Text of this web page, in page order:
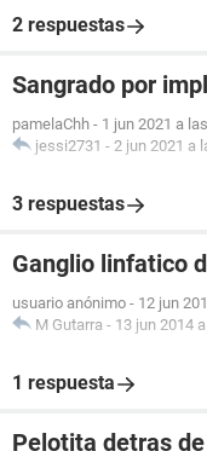
2 respuestas
Sangrado por
pamelaChh - 1 jun 2021 a
jessi2731 - 2 jun 2021 a
3 respuestas
Ganglio linfatico
usuario anónimo - 12 jun
M Gutarra - 13 jun 2014
1 respuesta
Pelotita detras